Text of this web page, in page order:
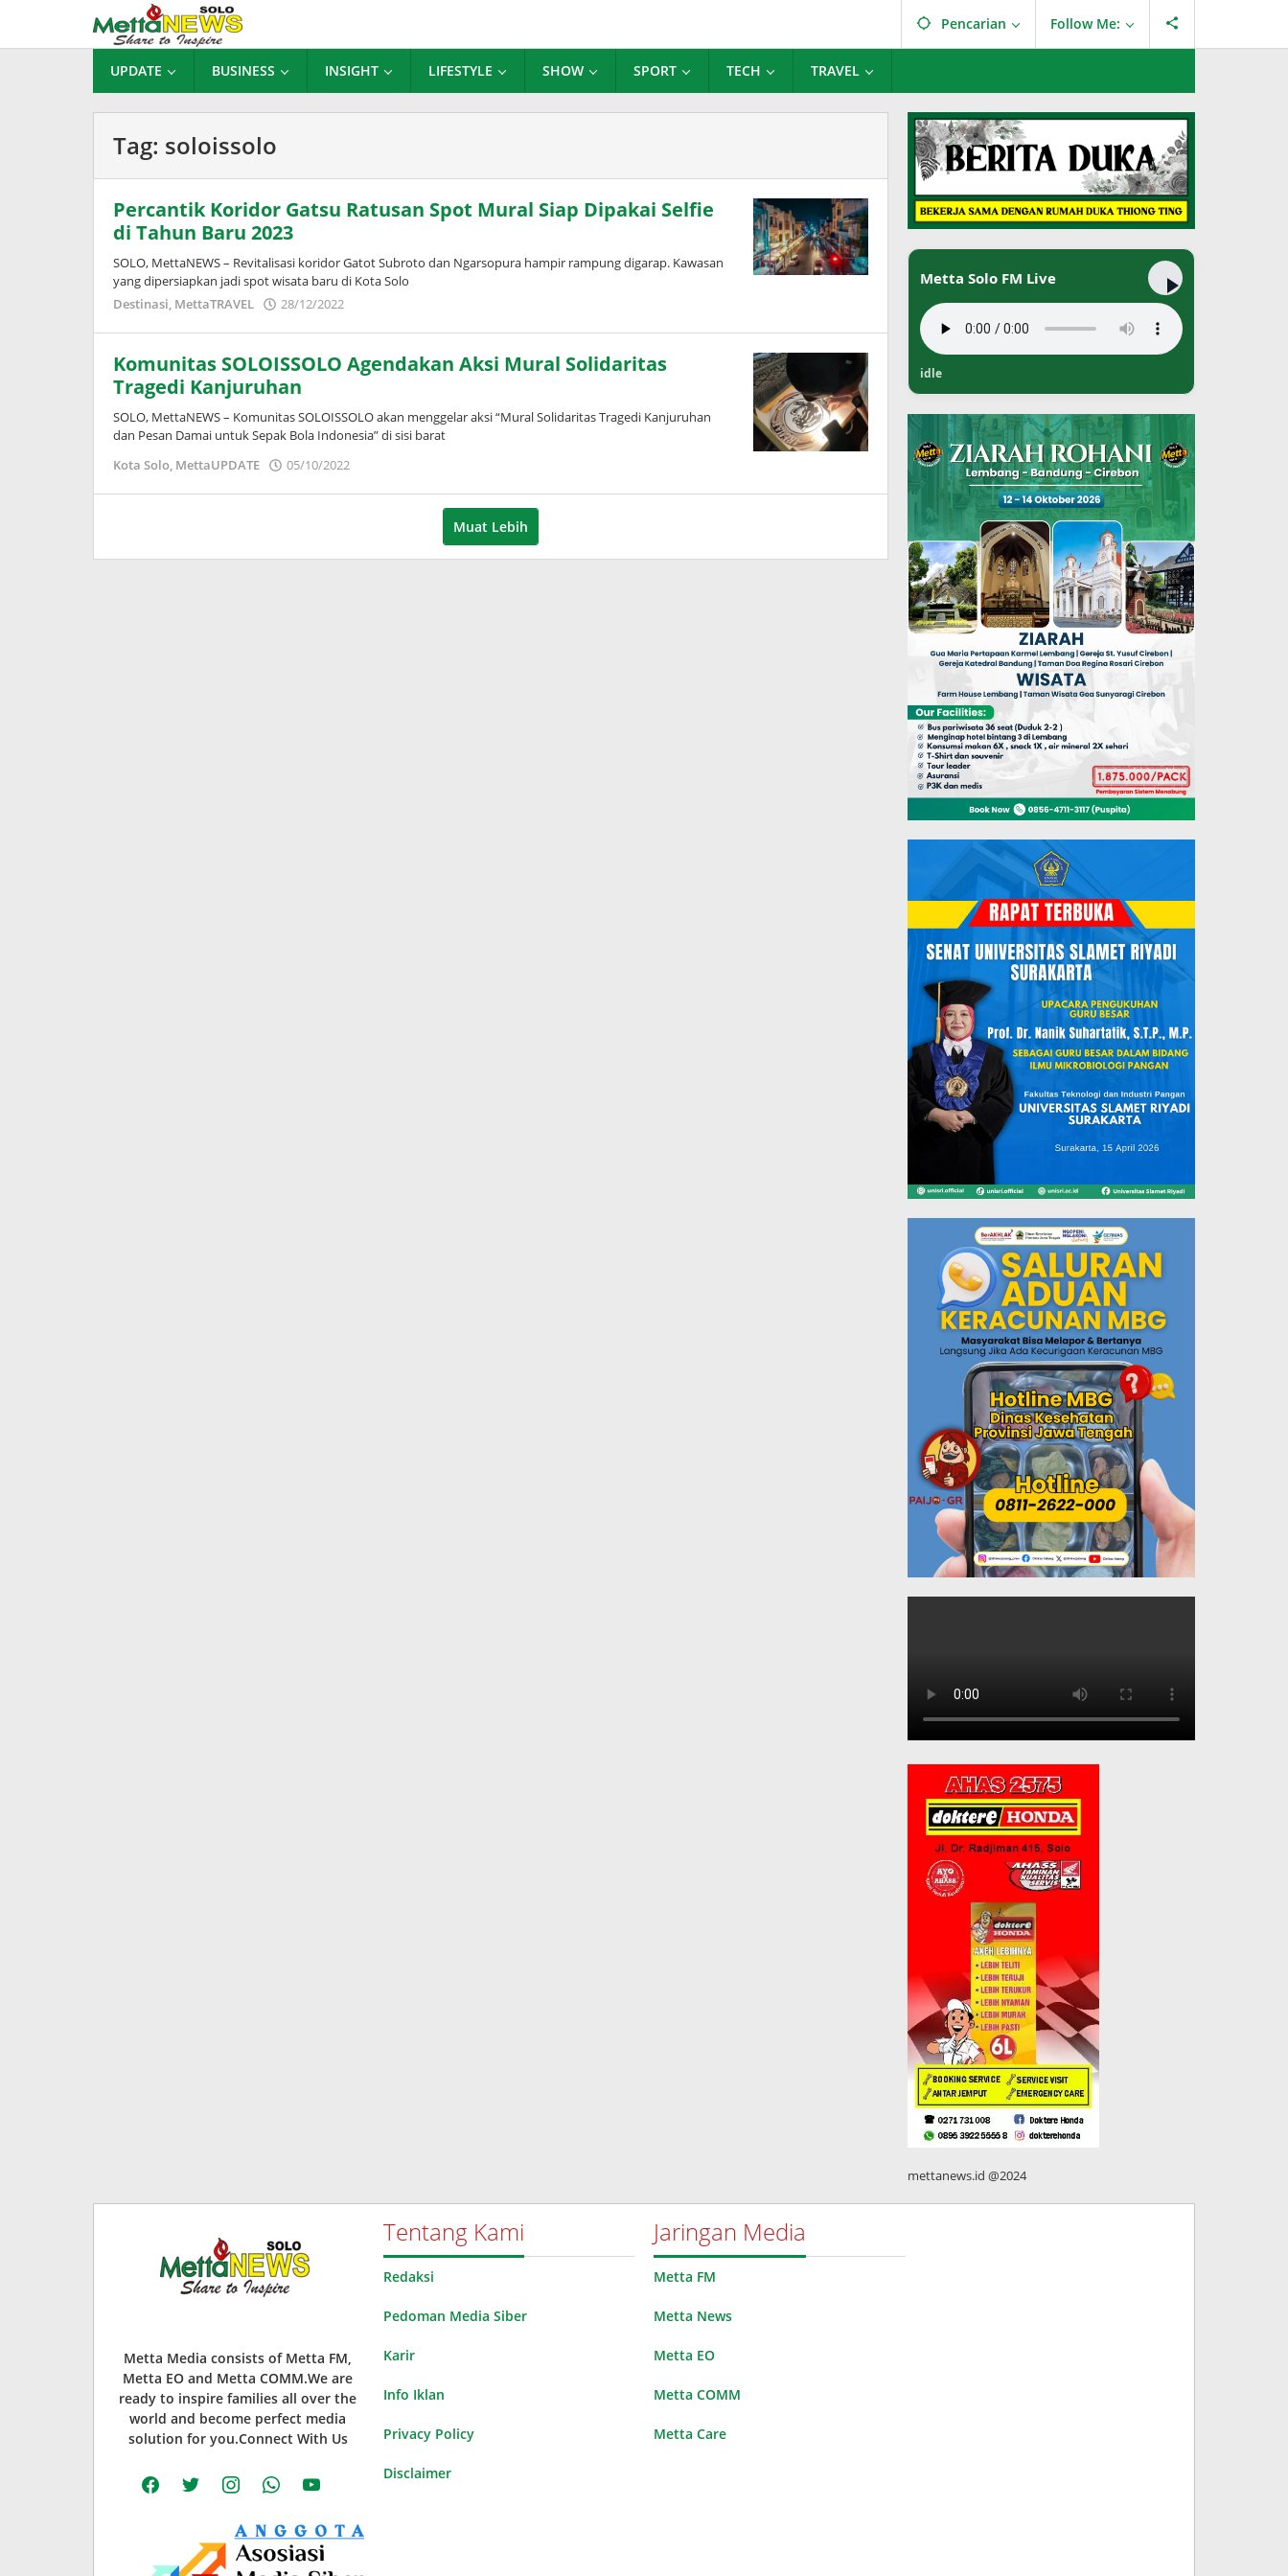
konten
Pencarian Follow Me:
UPDATE BUSINESS INSIGHT LIFESTYLE SHOW SPORT TECH TRAVEL
Tag: soloissolo
Percantik Koridor Gatsu Ratusan Spot Mural Siap Dipakai Selfie
di Tahun Baru 2023
SOLO, MettaNEWS – Revitalisasi koridor Gatot Subroto dan Ngarsopura hampir rampung digarap. Kawasan
yang dipersiapkan jadi spot wisata baru di Kota Solo
Destinasi, MettaTRAVEL 28/12/2022
Komunitas SOLOISSOLO Agendakan Aksi Mural Solidaritas
Tragedi Kanjuruhan
SOLO, MettaNEWS – Komunitas SOLOISSOLO akan menggelar aksi “Mural Solidaritas Tragedi Kanjuruhan
dan Pesan Damai untuk Sepak Bola Indonesia” di sisi barat
Kota Solo, MettaUPDATE 05/10/2022
Wardani
Muat Lebih
Metta Solo FM Live
idle
mettanews.id @2024
Metta Media consists of Metta FM,
Metta EO and Metta COMM.We are
ready to inspire families all over the
world and become perfect media
solution for you.Connect With Us
facebooktwitter instagramwhatsappyoutube
Tentang Kami
Redaksi
Pedoman Media Siber
Karir
Info Iklan
Privacy Policy
Disclaimer
Jaringan Media
Metta FM
Metta News
Metta EO
Metta COMM
Metta Care